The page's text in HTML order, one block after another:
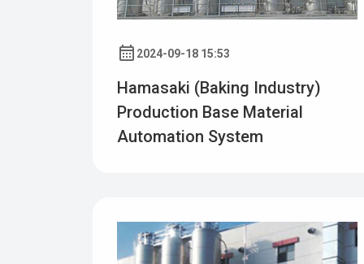
2024-09-18 15:53
Hamasaki (baking Industry)
Production Base Material
Automation System